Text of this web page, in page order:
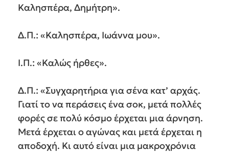
Καλησπέρα, Δημήτρη».
Δ.Π.: «Καλησπέρα, Ιωάννα μου».
Ι.Π.: «Καλώς ήρθες».
Δ.Π.: «Συγχαρητήρια για σένα κατ’ αρχάς.
Γιατί το να περάσεις ένα σοκ, μετά πολλές
φορές σε πολύ κόσμο έρχεται μια άρνηση.
Μετά έρχεται ο αγώνας και μετά έρχεται η
αποδοχή. Κι αυτό είναι μια μακροχρόνια